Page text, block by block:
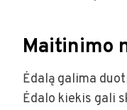
Maitinimo
Ėdalą galima
Ėdalo kiekis gali